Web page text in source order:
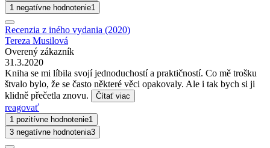
1 negatívne hodnotenie1
Recenzia z iného vydania (2020)
Tereza Musilová
Overený zákazník
31.3.2020
Kniha se mi líbila svojí jednoduchostí a praktičností. Co mě trošku
štvalo bylo, že se často některé věci opakovaly. Ale i tak bych si ji
klidně přečetla znovu.
Čítať viac
reagovať
1 pozitívne hodnotenie1
3 negatívne hodnotenia3